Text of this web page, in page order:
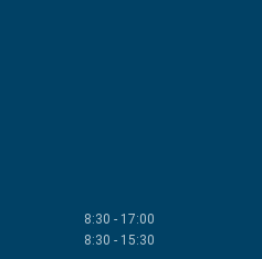
8:30 - 17:00
8:30 - 15:30